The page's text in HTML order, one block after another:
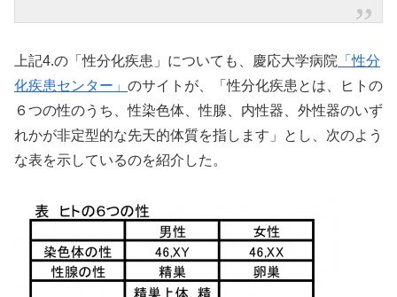
上記4.の「性分化疾患」についても、慶応大学病院 「性分
化疾患センター 」 のサイトが、「性分化疾患とは、ヒトの
６つの性のうち、性染色体、性腺、内性器、外性器のいず
れかが非定型的な先天的体質を指します」とし、次のよう
な表を示しているのを紹介した。